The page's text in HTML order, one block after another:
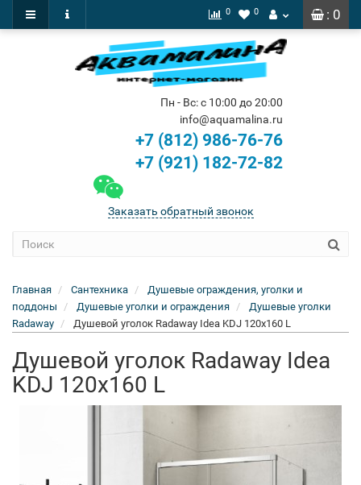
: 0
0 0
Пн - Вс: с 10:00 до 20:00
info@aquamalina.ru
+7 (812) 986-76-76
+7 (921) 182-72-82
Заказать обратный звонок
Главная Сантехника
Душевые ограждения, уголки и
поддоны
Душевые уголки и ограждения
Душевые уголки
Radaway
Душевой уголок Radaway Idea KDJ 120x160 L
Душевой уголок Radaway Idea
KDJ 120x160 L